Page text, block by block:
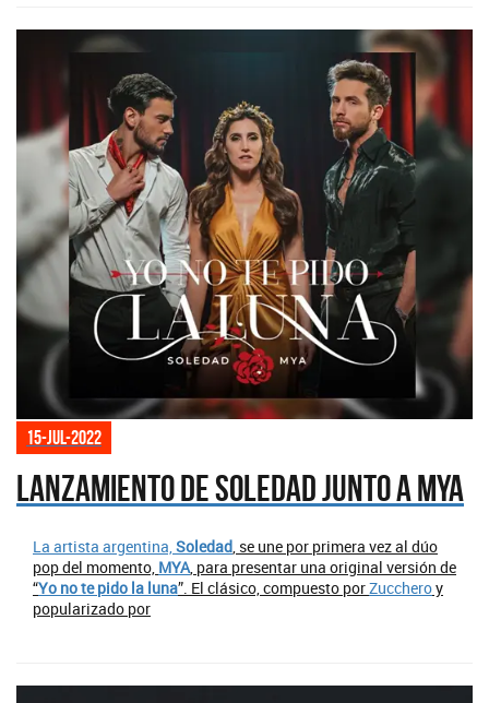
15-jul-2022
Lanzamiento de Soledad junto a MYA
La artista argentina,Soledad, se une por primera vez al dúo
pop del momento, MYA, para presentar una original versión de
“Yo no te pido la luna”. El clásico, compuesto porZuccheroy
popularizado por